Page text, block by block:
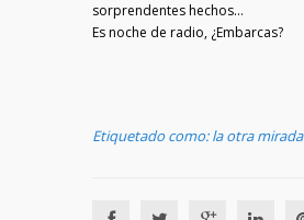
sorprendentes hechos…
Es noche de radio, ¿Embarcas?
Etiquetado como: la otra mirada